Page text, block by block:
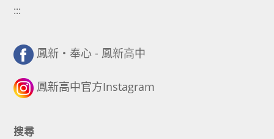
:::
鳳新・奉心 - 鳳新高中
鳳新高中官方Instagram
搜尋